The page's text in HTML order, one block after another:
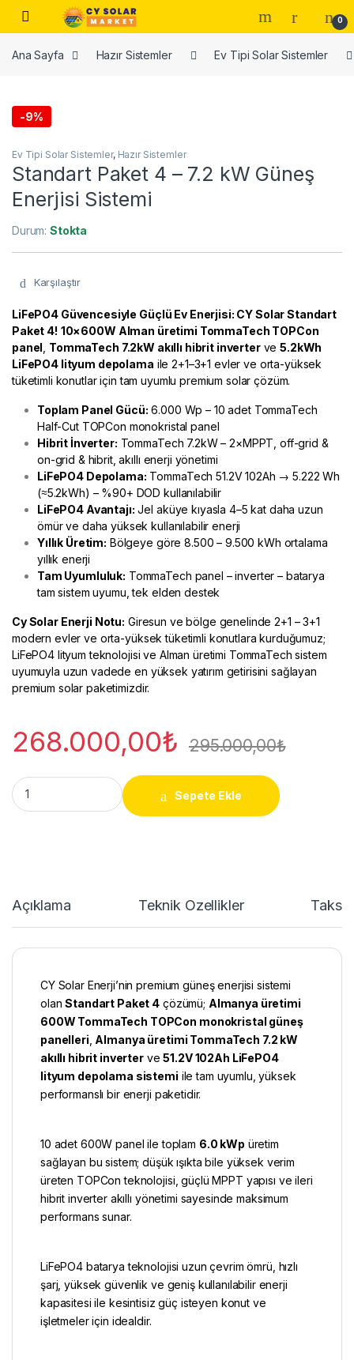
Skip to navigation
Skip to content
Open 0
Ana Sayfa Hazır Sistemler Ev Tipi Solar Sistemler
-9%
Ev Tipi Solar Sistemler, Hazır Sistemler
Standart Paket 4 – 7.2 kW Güneş
Enerjisi Sistemi
Durum:Stokta
Karşılaştır
LiFePO4 Güvencesiyle Güçlü Ev Enerjisi: CY Solar Standart
Paket 4! 10×600W Alman üretimi TommaTech TOPCon
panel TommaTech 7.2kW akıllı hibrit inverterve5.2kWh
LiFePO4 lityum depolama ile 2+1–3+1 evler ve orta-yüksek
tüketimli konutlar için tam uyumlu premium solar çözüm.
Toplam Panel Gücü: 6.000 Wp – 10 adet TommaTech
Half-Cut TOPCon monokristal panel
Hibrit İnverter: TommaTech 7.2kW – 2×MPPT, off-grid &
on-grid & hibrit, akıllı enerji yönetimi
LiFePO4 Depolama: TommaTech 51.2V 102Ah → 5.222 Wh
(≈5.2kWh) – %90+ DOD kullanılabilir
LiFePO4 Avantajı: Jel aküye kıyasla 4–5 kat daha uzun
ömür ve daha yüksek kullanılabilir enerji
Yıllık Üretim: Bölgeye göre 8.500 – 9.500 kWh ortalama
yıllık enerji
Tam Uyumluluk: TommaTech panel – inverter – batarya
tam sistem uyumu, tek elden destek
Cy Solar Enerji Notu: Giresun ve bölge genelinde 2+1 – 3+1
modern evler ve orta-yüksek tüketimli konutlara kurduğumuz;
LiFePO4 lityum teknolojisi ve Alman üretimi TommaTech sistem
uyumuyla uzun vadede en yüksek yatırım getirisini sağlayan
premium solar paketimizdir.
268.000,00₺ 295.000,00₺
Standart Paket 4 - 7.2 kW Güneş Enerjisi Sistemi quantity
Sepete Ekle
Açıklama Teknik Özellikler Taksit
CY Solar Enerji’nin premiumgüneş enerjisi sistemi
olanStandart Paket 4 çözümü; Almanya üretimi
600W TommaTech TOPCon monokristal güneş
panelleri Almanya üretimi TommaTech 7.2 kW
akıllı hibrit inverterve51.2V 102Ah LiFePO4
lityum depolama sistemi ile tam uyumlu, yüksek
performanslı bir enerji paketidir.
10 adet 600W panel ile toplam 6.0 kWp üretim
sağlayan bu sistem; düşük ışıkta bile yüksek verim
üreten TOPCon teknolojisi, güçlü MPPT yapısı ve ileri
hibrit inverter akıllı yönetimi sayesinde maksimum
performans sunar.
LiFePO4 batarya teknolojisi uzun çevrim ömrü, hızlı
şarj, yüksek güvenlik ve geniş kullanılabilir enerji
kapasitesi ile kesintisiz güç isteyen konut ve
işletmeler için idealdir.